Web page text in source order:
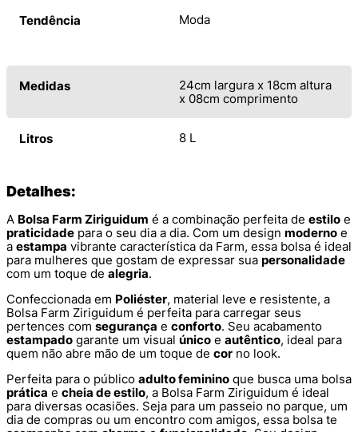
Tendência Moda
Medidas
24cm largura x 18cm altura
x 08cm comprimento
Litros 8 L
Detalhes:
A Bolsa Farm Ziriguidum é a combinação perfeita de estilo e
praticidade para o seu dia a dia. Com um design moderno e
a estampa vibrante característica da Farm, essa bolsa é ideal
para mulheres que gostam de expressar sua personalidade
com um toque de alegria.
Confeccionada em Poliéster, material leve e resistente, a
Bolsa Farm Ziriguidum é perfeita para carregar seus
pertences com segurança e conforto. Seu acabamento
estampado garante um visual único e autêntico, ideal para
quem não abre mão de um toque de cor no look.
Perfeita para o público adulto feminino que busca uma bolsa
prática e cheia de estilo, a Bolsa Farm Ziriguidum é ideal
para diversas ocasiões. Seja para um passeio no parque, um
dia de compras ou um encontro com amigos, essa bolsa te